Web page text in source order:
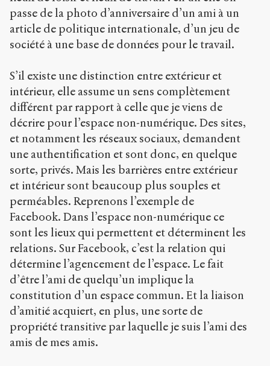
passe de la photo d’anniversaire d’un ami à un
article de politique internationale, d’un jeu de
société à une base de données pour le travail.
S’il existe une distinction entre extérieur et
intérieur, elle assume un sens complètement
différent par rapport à celle que je viens de
décrire pour l’espace non-numérique. Des sites,
et notamment les réseaux sociaux, demandent
une authentification et sont donc, en quelque
sorte, privés. Mais les barrières entre extérieur
et intérieur sont beaucoup plus souples et
perméables. Reprenons l’exemple de
Facebook. Dans l’espace non-numérique ce
sont les lieux qui permettent et déterminent les
relations. Sur Facebook, c’est la relation qui
détermine l’agencement de l’espace. Le fait
d’être l’ami de quelqu’un implique la
constitution d’un espace commun. Et la liaison
d’amitié acquiert, en plus, une sorte de
propriété transitive par laquelle je suis l’ami des
amis de mes amis.